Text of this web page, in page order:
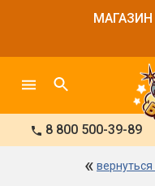
8 800 500-39-89
«